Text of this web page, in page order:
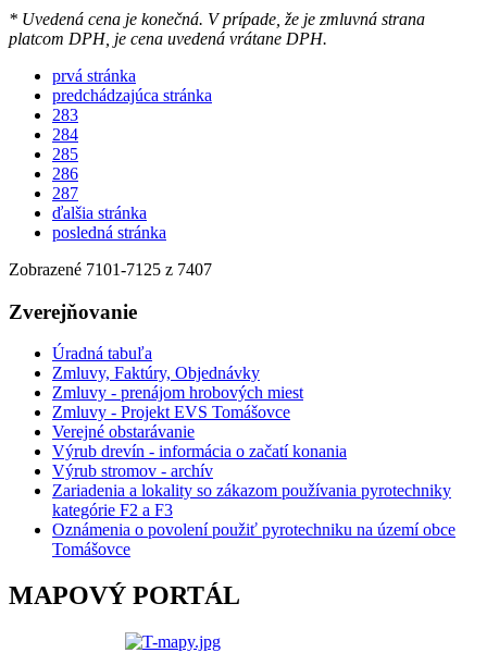
* Uvedená cena je konečná. V prípade, že je zmluvná strana
platcom DPH, je cena uvedená vrátane DPH.
prvá stránka
predchádzajúca stránka
283
284
285
286
287
ďalšia stránka
posledná stránka
Zobrazené 7101-7125 z 7407
Zverejňovanie
Úradná tabuľa
Zmluvy, Faktúry, Objednávky
Zmluvy - prenájom hrobových miest
Zmluvy - Projekt EVS Tomášovce
Verejné obstarávanie
Výrub drevín - informácia o začatí konania
Výrub stromov - archív
Zariadenia a lokality so zákazom používania pyrotechniky
kategórie F2 a F3
Oznámenia o povolení použiť pyrotechniku na území obce
Tomášovce
MAPOVÝ PORTÁL